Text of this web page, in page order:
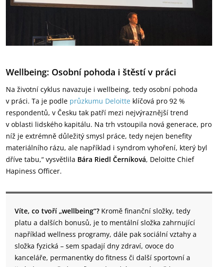
Wellbeing: Osobní pohoda i štěstí v práci
Na životní cyklus navazuje i wellbeing, tedy osobní pohoda
v práci. Ta je podle průzkumu Deloitte klíčová pro 92 %
respondentů, v Česku tak patří mezi nejvýraznější trend
v oblasti lidského kapitálu. Na trh vstoupila nová generace, pro
níž je extrémně důležitý smysl práce, tedy nejen benefity
materiálního rázu, ale například i syndrom vyhoření, který byl
dříve tabu,“ vysvětlila Bára Riedl Černíková, Deloitte Chief
Hapiness Officer.
Víte, co tvoří „wellbeing“? Kromě finanční složky, tedy
platu a dalších bonusů, je to mentální složka zahrnující
například wellness programy, dále pak sociální vztahy a
složka fyzická – sem spadají dny zdraví, ovoce do
kanceláře, permanentky do fitness či další sportovní a